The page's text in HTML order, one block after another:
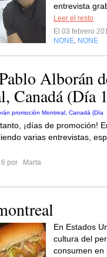
entrevista
Leer el resto
El 03 febrero
NONE NONE
Alborán
Canadá (Día
¡días de promoción!
varias entrevistas,
por
Marta
En Estados
cultura del
consumen en